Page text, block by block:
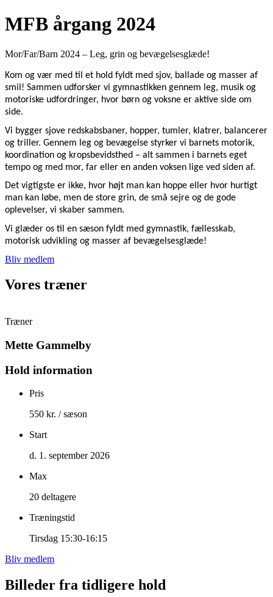
MFB årgang 2024
Mor/Far/Barn 2024 – Leg, grin og bevægelsesglæde!
Kom og vær med til et hold fyldt med sjov, ballade og masser af
smil! Sammen udforsker vi gymnastikken gennem leg, musik og
motoriske udfordringer, hvor børn og voksne er aktive side om
side.
Vi bygger sjove redskabsbaner, hopper, tumler, klatrer, balancerer
og triller. Gennem leg og bevægelse styrker vi barnets motorik,
koordination og kropsbevidsthed – alt sammen i barnets eget
tempo og med mor, far eller en anden voksen lige ved siden af.
Det vigtigste er ikke, hvor højt man kan hoppe eller hvor hurtigt
man kan løbe, men de store grin, de små sejre og de gode
oplevelser, vi skaber sammen.
Vi glæder os til en sæson fyldt med gymnastik, fællesskab,
motorisk udvikling og masser af bevægelsesglæde!
Bliv medlem
Vores træner
Træner
Mette Gammelby
Hold information
Pris
550 kr. / sæson
Start
d. 1. september 2026
Max
20 deltagere
Træningstid
Tirsdag 15:30-16:15
Bliv medlem
Billeder fra tidligere hold